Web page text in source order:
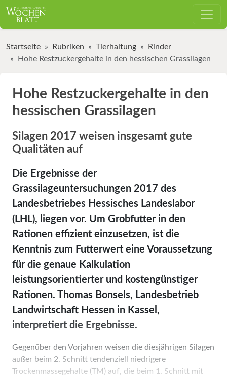
Startseite Rubriken Tierhaltung
Rinder
Hohe Restzuckergehalte in den hessischen Grassilagen
Hohe Restzuckergehalte in den
hessischen Grassilagen
Silagen 2017 weisen insgesamt gute
Qualitäten auf
Die Ergebnisse der
Grassilageuntersuchungen 2017 des
Landesbetriebes Hessisches Landeslabor
(LHL), liegen vor. Um Grobfutter in den
Rationen effizient einzusetzen, ist die
Kenntnis zum Futterwert eine Voraussetzung
für die genaue Kalkulation
leistungsorientierter und kostengünstiger
Rationen. Thomas Bonsels, Landesbetrieb
Landwirtschaft Hessen in Kassel,
interpretiert die Ergebnisse.
Gegenüber den Vorjahren weisen die diesjährigen Silagen
außer beim 2. Schnitt tendenziell niedrigere
Trockenmassegehalte (TM) auf, die beim 1. Schnitt mit